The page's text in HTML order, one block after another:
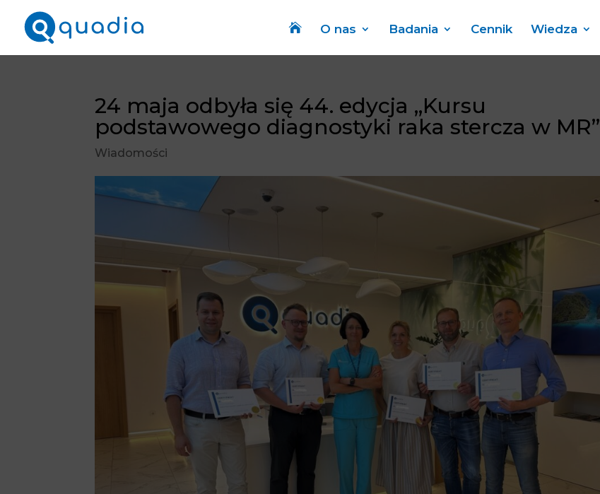
 O nas Badania Cennik Wiedza
24 maja odbyła się 44. edycja „Kursu
podstawowego diagnostyki raka stercza w MR”
Wiadomości